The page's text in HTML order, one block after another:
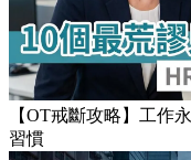
Popular Articles